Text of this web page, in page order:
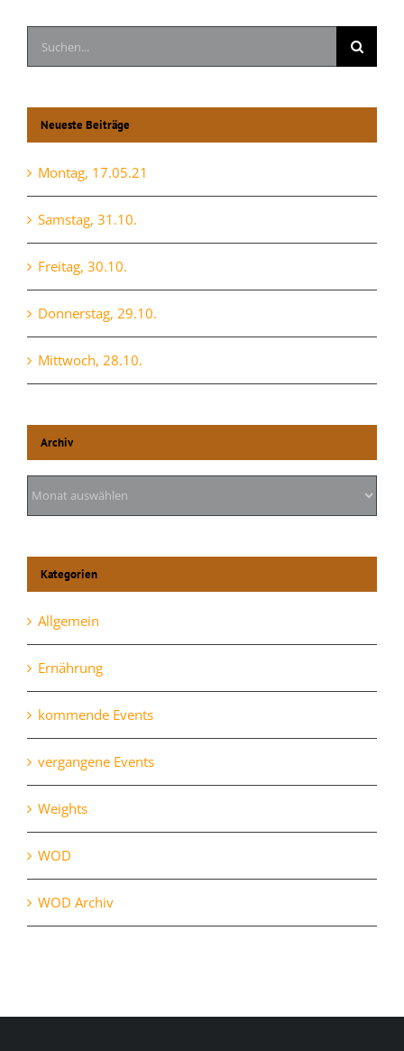
Suche
nach:
Neueste Beiträge
Montag, 17.05.21
Samstag, 31.10.
Freitag, 30.10.
Donnerstag, 29.10.
Mittwoch, 28.10.
Archiv
Archiv
Kategorien
Allgemein
Ernährung
kommende Events
vergangene Events
Weights
WOD
WOD Archiv